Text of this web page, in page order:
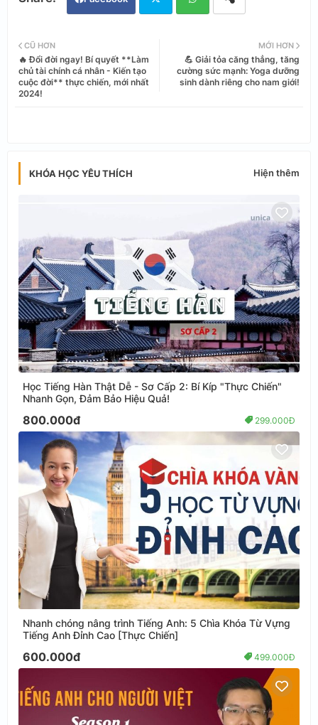
tter ats
MỚI HƠN
💪 Giải tỏa căng thẳng, tăng
cường sức mạnh: Yoga dưỡng
sinh dành riêng cho nam giới!
CŨ HƠN
🔥 Đổi đời ngay! Bí quyết **Làm
chủ tài chính cá nhân - Kiến tạo
cuộc đời** thực chiến, mới nhất
2024!
KHÓA HỌC YÊU THÍCH Hiện thêm
Học Tiếng Hàn Thật Dễ - Sơ Cấp 2: Bí Kíp "Thực Chiến"
Nhanh Gọn, Đảm Bảo Hiệu Quả!
800.000đ 299.000Đ
Nhanh chóng nâng trình Tiếng Anh: 5 Chìa Khóa Từ Vựng
Tiếng Anh Đỉnh Cao [Thực Chiến]
600.000đ 499.000Đ